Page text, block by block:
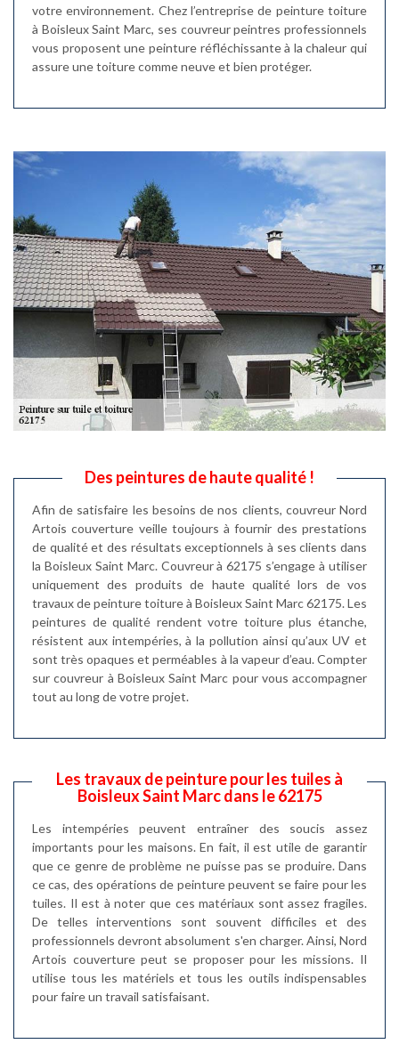
votre environnement. Chez l’entreprise de peinture toiture
à Boisleux Saint Marc, ses couvreur peintres professionnels
vous proposent une peinture réfléchissante à la chaleur qui
assure une toiture comme neuve et bien protéger.
Des peintures de haute qualité !
Afin de satisfaire les besoins de nos clients, couvreur Nord
Artois couverture veille toujours à fournir des prestations
de qualité et des résultats exceptionnels à ses clients dans
la Boisleux Saint Marc. Couvreur à 62175 s’engage à utiliser
uniquement des produits de haute qualité lors de vos
travaux de peinture toiture à Boisleux Saint Marc 62175. Les
peintures de qualité rendent votre toiture plus étanche,
résistent aux intempéries, à la pollution ainsi qu’aux UV et
sont très opaques et perméables à la vapeur d’eau. Compter
sur couvreur à Boisleux Saint Marc pour vous accompagner
tout au long de votre projet.
Les travaux de peinture pour les tuiles à
Boisleux Saint Marc dans le 62175
Les intempéries peuvent entraîner des soucis assez
importants pour les maisons. En fait, il est utile de garantir
que ce genre de problème ne puisse pas se produire. Dans
ce cas, des opérations de peinture peuvent se faire pour les
tuiles. Il est à noter que ces matériaux sont assez fragiles.
De telles interventions sont souvent difficiles et des
professionnels devront absolument s'en charger. Ainsi, Nord
Artois couverture peut se proposer pour les missions. Il
utilise tous les matériels et tous les outils indispensables
pour faire un travail satisfaisant.